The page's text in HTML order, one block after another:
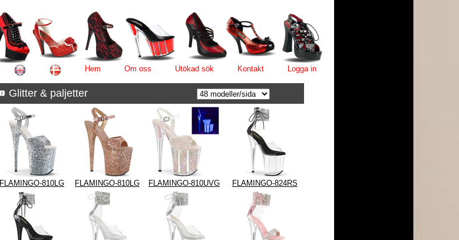
Hem Om oss Utökad sök Kontakt Logga in
Glitter & paljetter
FLAMINGO-810LG FLAMINGO-810LG FLAMINGO-810UVG FLAMINGO-824RS